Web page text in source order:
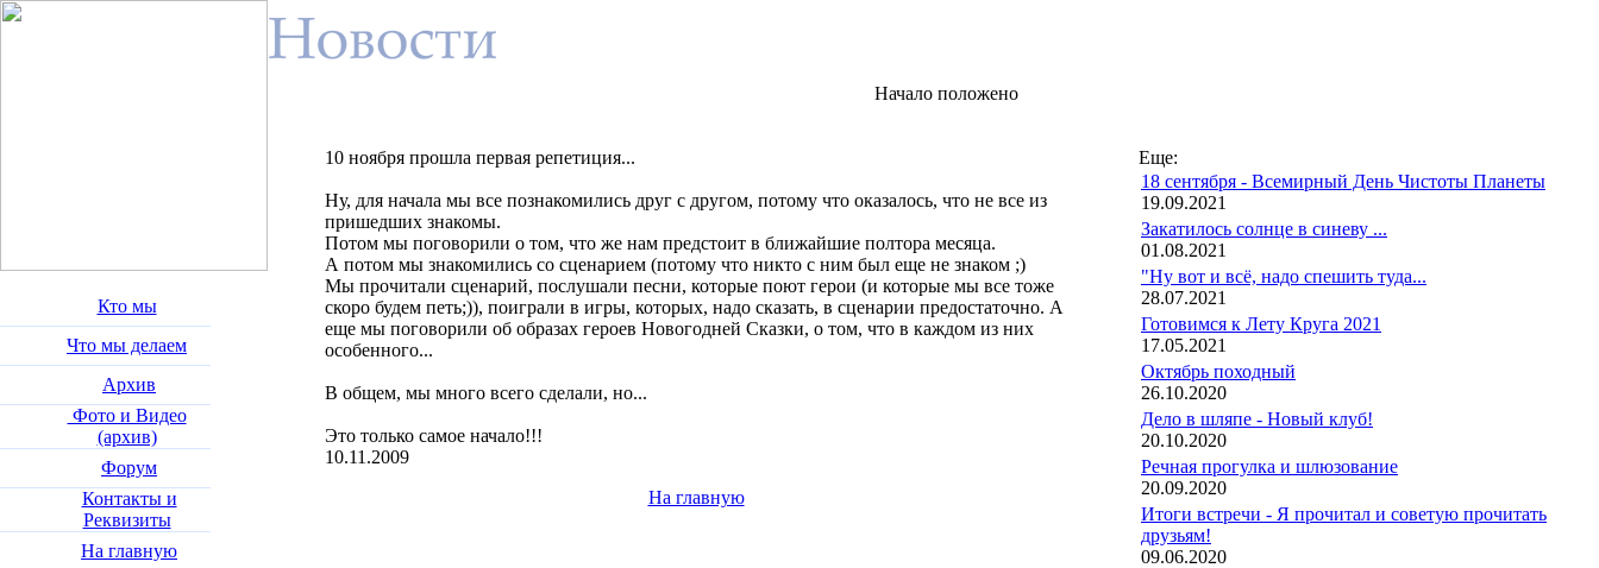
Кто мы
Что мы делаем
Архив
Фото и Видео
(архив)
Форум
Контакты и
Реквизиты
На главную
Начало положено
10 ноября прошла первая репетиция...
Ну, для начала мы все познакомились друг с другом, потому что оказалось, что не все из
пришедших знакомы.
Потом мы поговорили о том, что же нам предстоит в ближайшие полтора месяца.
А потом мы знакомились со сценарием (потому что никто с ним был еще не знаком ;)
Мы прочитали сценарий, послушали песни, которые поют герои (и которые мы все тоже
скоро будем петь;)), поиграли в игры, которых, надо сказать, в сценарии предостаточно. А
еще мы поговорили об образах героев Новогодней Сказки, о том, что в каждом из них
особенного...
В общем, мы много всего сделали, но...
Это только самое начало!!!
10.11.2009
На главную
Еще:
18 сентября - Всемирный День Чистоты Планеты
19.09.2021
Закатилось солнце в синеву ...
01.08.2021
"Ну вот и всё, надо спешить туда...
28.07.2021
Готовимся к Лету Круга 2021
17.05.2021
Октябрь походный
26.10.2020
Дело в шляпе - Новый клуб!
20.10.2020
Речная прогулка и шлюзование
20.09.2020
Итоги встречи - Я прочитал и советую прочитать
друзьям!
09.06.2020